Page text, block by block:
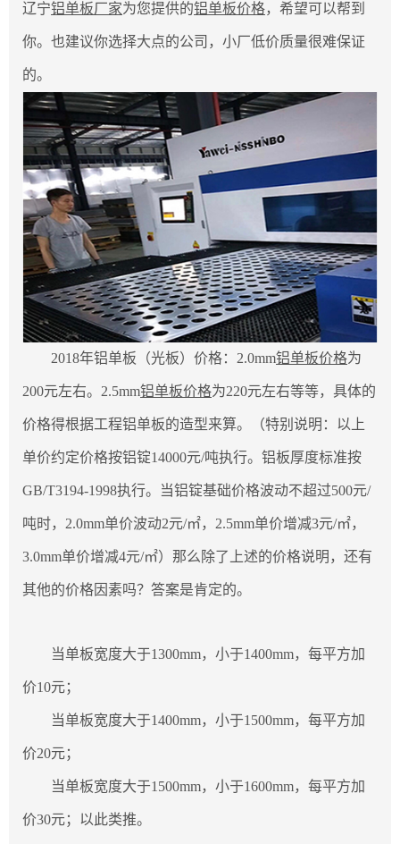
辽宁铝单板厂家为您提供的铝单板价格，希望可以帮到
你。也建议你选择大点的公司，小厂低价质量很难保证
的。
2018年铝单板（光板）价格：2.0mm铝单板价格为
200元左右。2.5mm铝单板价格为220元左右等等，具体的
价格得根据工程铝单板的造型来算。（特别说明：以上
单价约定价格按铝锭14000元/吨执行。铝板厚度标准按
GB/T3194-1998执行。当铝锭基础价格波动不超过500元/
吨时，2.0mm单价波动2元/㎡，2.5mm单价增减3元/㎡，
3.0mm单价增减4元/㎡）那么除了上述的价格说明，还有
其他的价格因素吗？答案是肯定的。
当单板宽度大于1300mm，小于1400mm，每平方加
价10元；
当单板宽度大于1400mm，小于1500mm，每平方加
价20元；
当单板宽度大于1500mm，小于1600mm，每平方加
价30元；以此类推。